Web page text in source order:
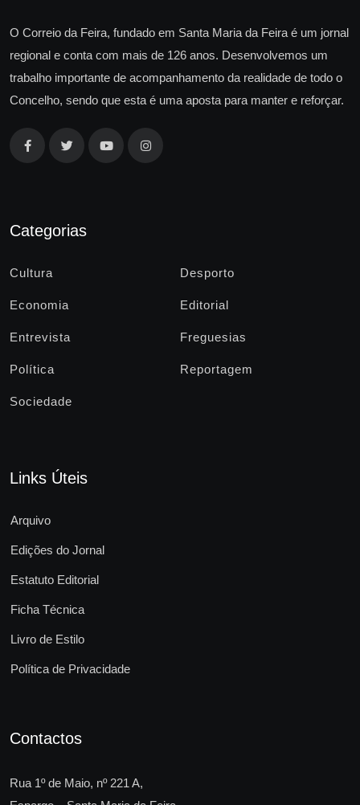
O Correio da Feira, fundado em Santa Maria da Feira é um jornal
regional e conta com mais de 126 anos. Desenvolvemos um
trabalho importante de acompanhamento da realidade de todo o
Concelho, sendo que esta é uma aposta para manter e reforçar.
Categorias
Cultura Desporto
Economia Editorial
Entrevista Freguesias
Política Reportagem
Sociedade
Links Úteis
Arquivo
Edições do Jornal
Estatuto Editorial
Ficha Técnica
Livro de Estilo
Política de Privacidade
Contactos
Rua 1º de Maio, nº 221 A,